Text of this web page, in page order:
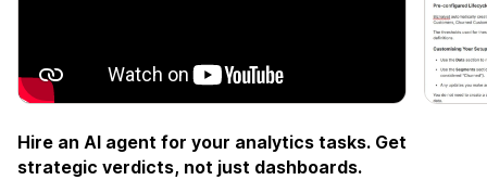
Hire an AI agent for your analytics tasks. Get
strategic verdicts, not just dashboards.